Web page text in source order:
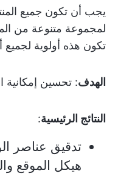
يجب أن تكون جميع
تكون هذه أولوية لجميع
الهدف: تحسين إمكانية
النتائج الرئيسية:
تدقيق عناصر
هيكل الموقع